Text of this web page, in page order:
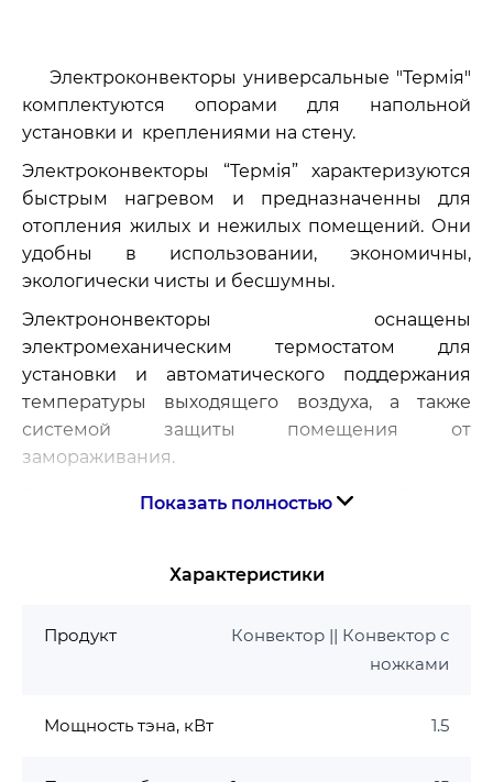
Электроконвекторы универсальные "Термiя"
комплектуются опорами для напольной
установки и креплениями на стену.
Электроконвекторы “Термiя” характеризуются
быстрым нагревом и предназначенны для
отопления жилых и нежилых помещений. Они
удобны в использовании, экономичны,
экологически чисты и бесшумны.
Электрононвекторы оснащены
электромеханическим термостатом для
установки и автоматического поддержания
температуры выходящего воздуха, а также
системой защиты помещения от
замораживания.
Электроконвекторы универсальные "Термiя"
поражения электрическим током (класс защиты
напряжение электропитания 220 В, 50 Гц.
Срок службы изделий не менее 10 лет.
Тип нагревателя
Показать полностью
Характеристики
Продукт
Конвектор || Конвектор с
ножками
Мощность тэна, кВт 1.5